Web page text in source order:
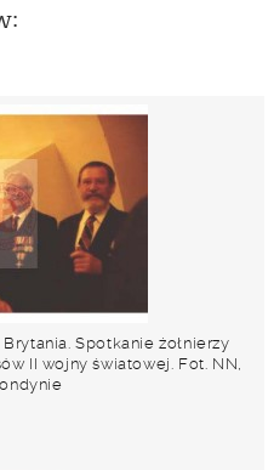
Spotkanie żołnierzy
II wojny światowej. Fot. NN,